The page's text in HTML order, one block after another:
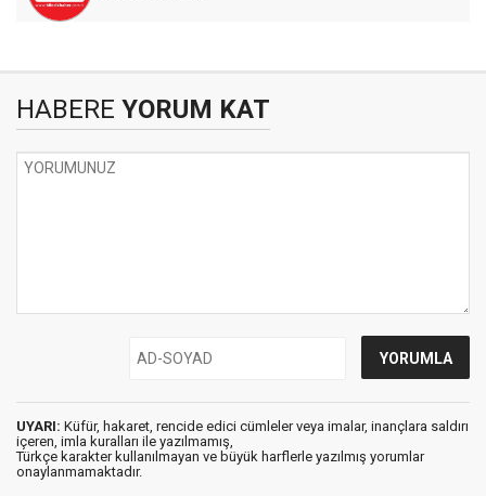
HABERE YORUM KAT
UYARI: Küfür, hakaret, rencide edici cümleler veya imalar, inançlara saldırı
içeren, imla kuralları ile yazılmamış,
Türkçe karakter kullanılmayan ve büyük harflerle yazılmış yorumlar
onaylanmamaktadır.